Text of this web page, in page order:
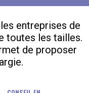
entreprises de
toutes les tailles.
de proposer